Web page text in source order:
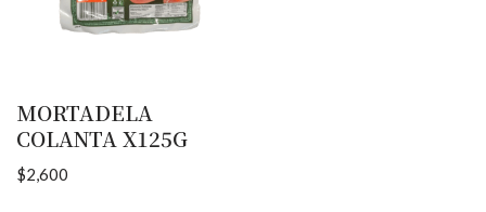
MORTADELA
COLANTA X125G
$2,600